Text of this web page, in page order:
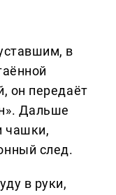
в
он передаёт
Дальше
чашки,
след.
в руки,